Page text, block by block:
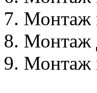
7. Монтаж
8. Монтаж
9. Монтаж